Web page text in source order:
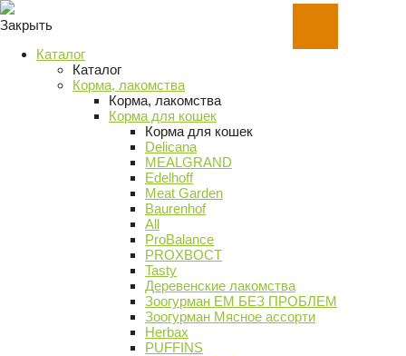
Закрыть
Каталог
Каталог
Корма, лакомства
Корма, лакомства
Корма для кошек
Корма для кошек
Delicana
MEALGRAND
Edelhoff
Meat Garden
Baurenhof
All
ProBalance
PROХВОСТ
Tasty
Деревенские лакомства
Зоогурман ЕМ БЕЗ ПРОБЛЕМ
Зоогурман Мясное ассорти
Herbax
PUFFINS